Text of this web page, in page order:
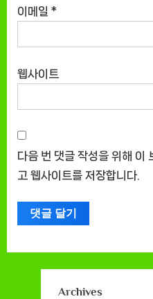
이메일 *
웹사이트
다음 번 댓글 작성을 위해 이
고 웹사이트를 저장합니다.
Archives